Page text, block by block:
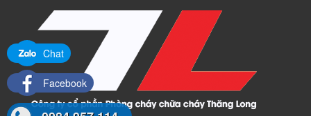
Chat
Facebook